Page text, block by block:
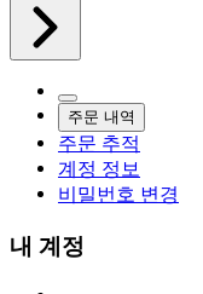
주문 내역
주문 추적
계정 정보
비밀번호 변경
내 계정